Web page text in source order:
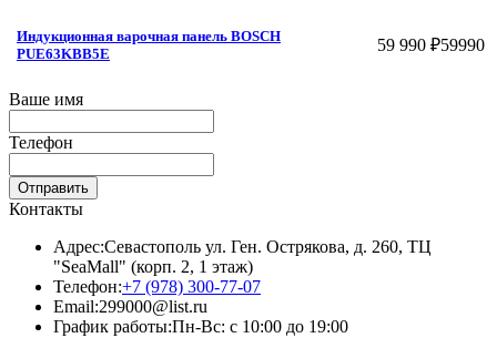
Индукционная варочная панель BOSCH
PUE63KBB5E
59 990 ₽59990
Ваше имя
Телефон
Отправить
Контакты
Адрес:Севастополь ул. Ген. Острякова, д. 260, ТЦ
"SeaMall" (корп. 2, 1 этаж)
Телефон:+7 (978) 300-77-07
Email:299000@list.ru
График работы:Пн-Вс: с 10:00 до 19:00